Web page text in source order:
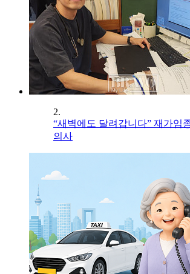
2.
“새벽에도 달려갑니다” 재가임
의사